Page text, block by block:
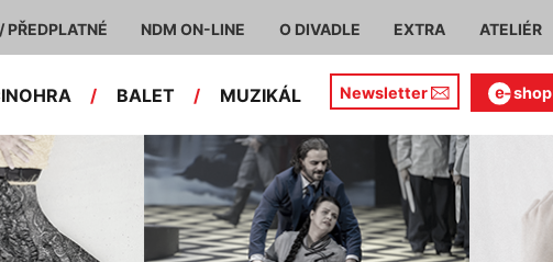
PŘEDPLATNÉ NDM ON-LINE O DIVADLE EXTRA ATELIÉR
/ BALET / MUZIKÁL Newsletter shop